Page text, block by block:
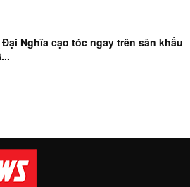
Nghĩa cạo tóc ngay trên sân khấu